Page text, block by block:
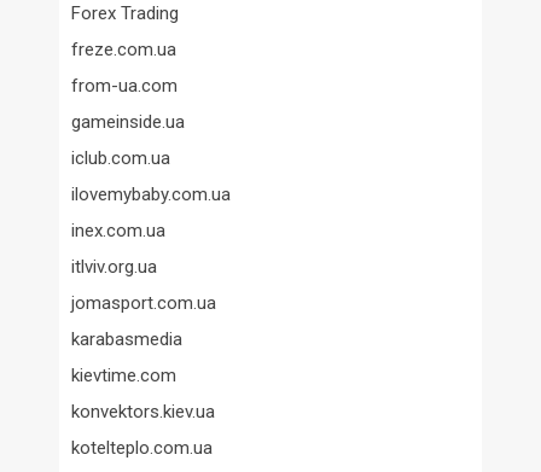
Forex Trading
freze.com.ua
from-ua.com
gameinside.ua
iclub.com.ua
ilovemybaby.com.ua
inex.com.ua
itlviv.org.ua
jomasport.com.ua
karabasmedia
kievtime.com
konvektors.kiev.ua
kotelteplo.com.ua